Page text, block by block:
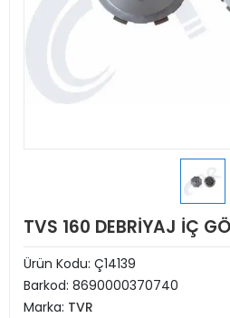
TVS 160 DEBRİYAJ İÇ
Ürün Kodu: Ç14139
Barkod: 8690000370740
Marka: TVR